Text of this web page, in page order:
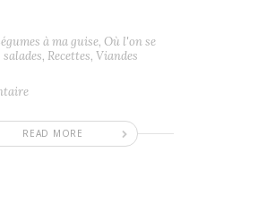
READ MORE
à ma guise, Où l'on se
, Recettes, Viandes